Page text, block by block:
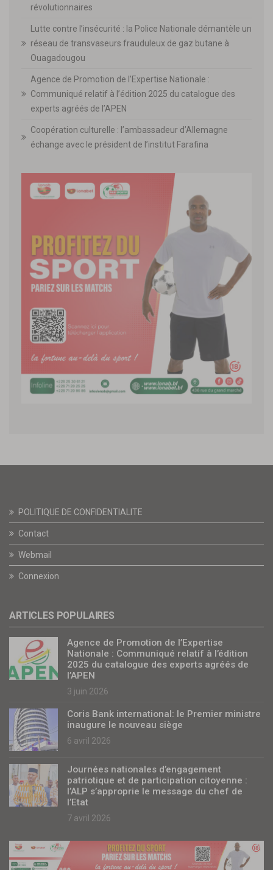
révolutionnaires
Lutte contre l’insécurité : la Police Nationale démantèle un
réseau de transvaseurs frauduleux de gaz butane à
Ouagadougou
Agence de Promotion de l’Expertise Nationale :
Communiqué relatif à l’édition 2025 du catalogue des
experts agréés de l’APEN
Coopération culturelle : l’ambassadeur d’Allemagne
échange avec le président de l’institut Farafina
POLITIQUE DE CONFIDENTIALITE
Contact
Webmail
Connexion
ARTICLES POPULAIRES
Agence de Promotion de l’Expertise
Nationale : Communiqué relatif à l’édition
2025 du catalogue des experts agréés de
l’APEN
3 juin 2026
Coris Bank international: le Premier ministre
inaugure le nouveau siège
6 avril 2026
Journées nationales d’engagement
patriotique et de participation citoyenne :
l’ALP s’approprie le message du chef de
l’Etat
7 avril 2026